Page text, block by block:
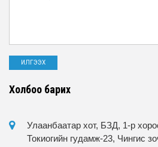
Холбоо барих
Улаанбаатар хот, БЗД, 1-р
Токиогийн гудамж-23, Чингис